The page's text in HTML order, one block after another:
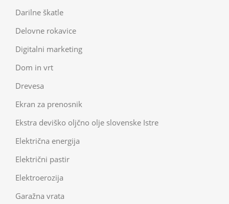
Darilne škatle
Delovne rokavice
Digitalni marketing
Dom in vrt
Drevesa
Ekran za prenosnik
Ekstra deviško oljčno olje slovenske Istre
Električna energija
Električni pastir
Elektroerozija
Garažna vrata